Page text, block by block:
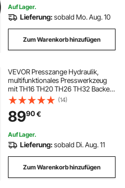
Auf Lager.
Lieferung:sobald Mo. Aug. 10
Zum Warenkorb hinzufügen
VEVOR Presszange Hydraulik,
multifunktionales Presswerkzeug
mit TH16 TH20 TH26 TH32 Backen,
Crimpzange für PEX- & Aluminium-
Kunststoff-Rohre sowie V12 V15
V18 V22 V28 Backen für
Edelstahlrohre
(14)
8990€
Auf Lager.
Lieferung:sobald Di. Aug. 11
Zum Warenkorb hinzufügen